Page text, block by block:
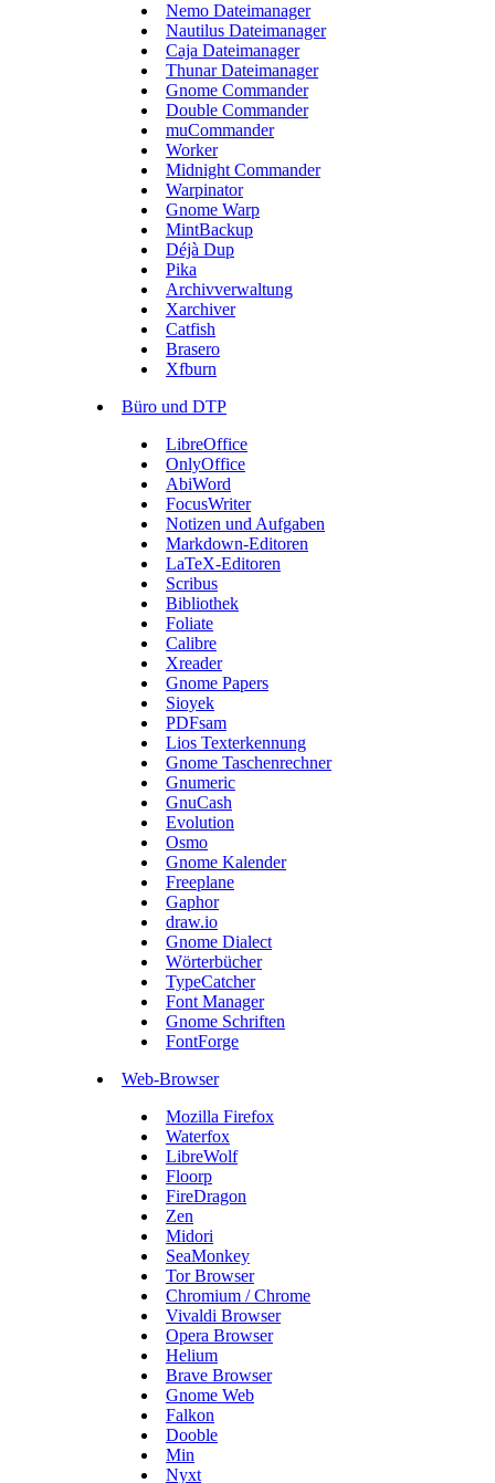
Nemo Dateimanager
Nautilus Dateimanager
Caja Dateimanager
Thunar Dateimanager
Gnome Commander
Double Commander
muCommander
Worker
Midnight Commander
Warpinator
Gnome Warp
MintBackup
Déjà Dup
Pika
Archivverwaltung
Xarchiver
Catfish
Brasero
Xfburn
Büro und DTP
LibreOffice
OnlyOffice
AbiWord
FocusWriter
Notizen und Aufgaben
Markdown-Editoren
LaTeX-Editoren
Scribus
Bibliothek
Foliate
Calibre
Xreader
Gnome Papers
Sioyek
PDFsam
Lios Texterkennung
Gnome Taschenrechner
Gnumeric
GnuCash
Evolution
Osmo
Gnome Kalender
Freeplane
Gaphor
draw.io
Gnome Dialect
Wörterbücher
TypeCatcher
Font Manager
Gnome Schriften
FontForge
Web-Browser
Mozilla Firefox
Waterfox
LibreWolf
Floorp
FireDragon
Zen
Midori
SeaMonkey
Tor Browser
Chromium / Chrome
Vivaldi Browser
Opera Browser
Helium
Brave Browser
Gnome Web
Falkon
Dooble
Min
Nyxt